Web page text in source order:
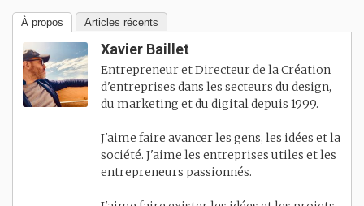
À propos Articles récents
Xavier Baillet
Entrepreneur et Directeur de la Création
d'entreprises dans les secteurs du design,
du marketing et du digital depuis 1999.
J'aime faire avancer les gens, les idées et la
société. J'aime les entreprises utiles et les
entrepreneurs passionnés.